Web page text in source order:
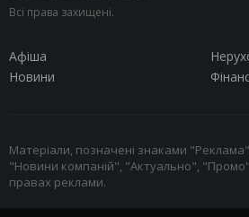
Всі права захищені.
Афіша
Новини
Матеріали, позначені знаками
"Новини компаній", "Актуально",
правах реклами.